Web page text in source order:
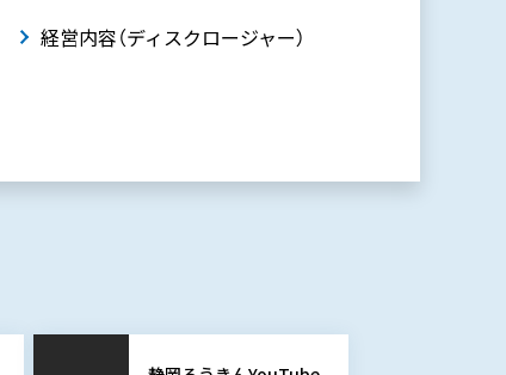
経営内容（ディスクロージャー）